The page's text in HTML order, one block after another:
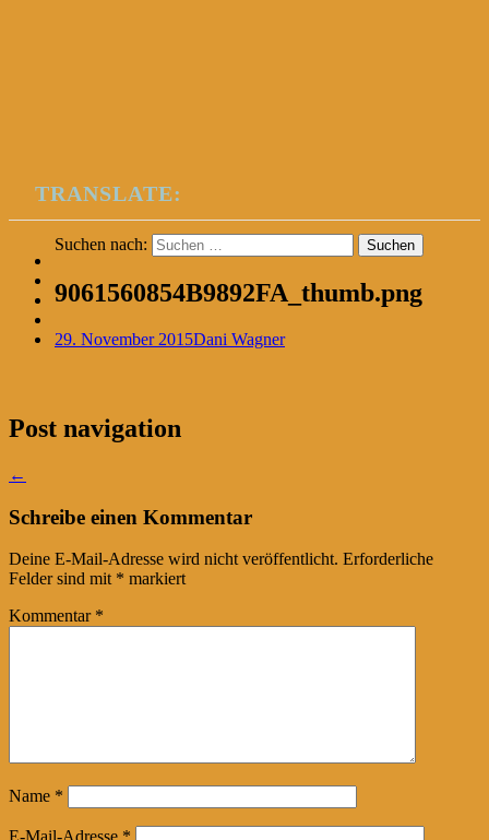
TRANSLATE:
Suchen nach:
9061560854B9892FA_thumb.png
29. November 2015Dani Wagner
Post navigation
←
Schreibe einen Kommentar
Deine E-Mail-Adresse wird nicht veröffentlicht. Erforderliche
Felder sind mit * markiert
Kommentar *
Name *